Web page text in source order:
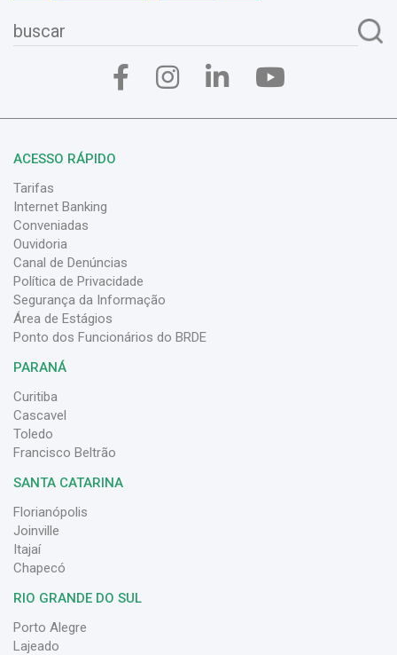
ACESSO RÁPIDO
Tarifas
Internet Banking
Conveniadas
Ouvidoria
Canal de Denúncias
Política de Privacidade
Segurança da Informação
Área de Estágios
Ponto dos Funcionários do BRDE
PARANÁ
Curitiba
Cascavel
Toledo
Francisco Beltrão
SANTA CATARINA
Florianópolis
Joinville
Itajaí
Chapecó
RIO GRANDE DO SUL
Porto Alegre
Lajeado